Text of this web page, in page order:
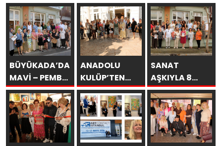
BÜYÜKADA’DA
MAVİ – PEMBE
DÜŞLER
ANADOLU
KULÜP’TEN
ESİNTİLER
SANAT
AŞKIYLA 8
AÇILDI